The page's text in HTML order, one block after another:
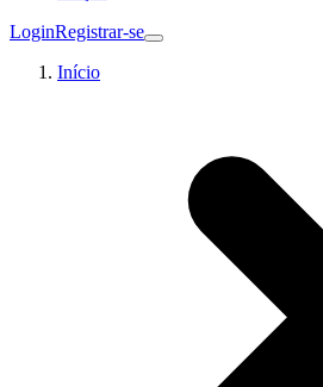
LoginRegistrar-se
Início